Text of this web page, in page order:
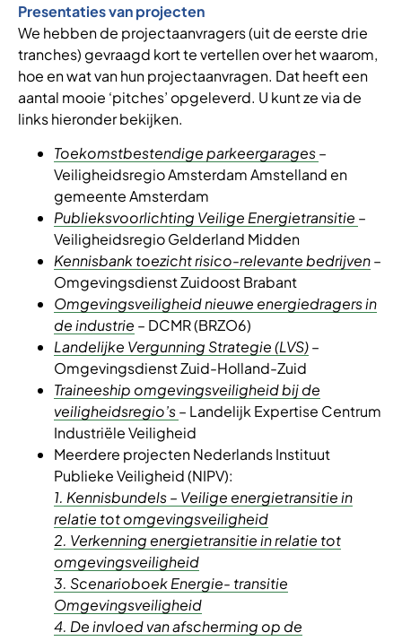
Presentaties van projecten
We hebben de projectaanvragers (uit de eerste drie
tranches) gevraagd kort te vertellen over het waarom,
hoe en wat van hun projectaanvragen. Dat heeft een
aantal mooie ‘pitches’ opgeleverd. U kunt ze via de
links hieronder bekijken.
Toekomstbestendige parkeergarages–
Veiligheidsregio Amsterdam Amstelland en
gemeente Amsterdam
Publieksvoorlichting Veilige Energietransitie –
Veiligheidsregio Gelderland Midden
Kennisbank toezicht risico-relevante bedrijven–
Omgevingsdienst Zuidoost Brabant
Omgevingsveiligheid nieuwe energiedragers in
de industrie – DCMR (BRZO6)
Landelijke Vergunning Strategie (LVS)–
Omgevingsdienst Zuid-Holland-Zuid
Traineeship omgevingsveiligheid bij de
veiligheidsregio’s– Landelijk Expertise Centrum
Industriële Veiligheid
Meerdere projecten Nederlands Instituut
Publieke Veiligheid (NIPV):
1. Kennisbundels – Veilige energietransitie in
relatie tot omgevingsveiligheid
2. Verkenning energietransitie in relatie tot
omgevingsveiligheid
3. Scenarioboek Energie- transitie
Omgevingsveiligheid
4. De invloed van afscherming op de